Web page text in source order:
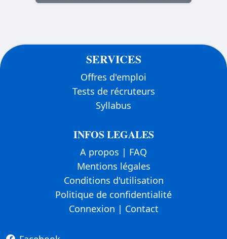
SERVICES
Offres d'emploi
Tests de récruteurs
Syllabus
INFOS LEGALES
A propos | FAQ
Mentions légales
Conditions d'utilisation
Politique de confidentialité
Connexion | Contact